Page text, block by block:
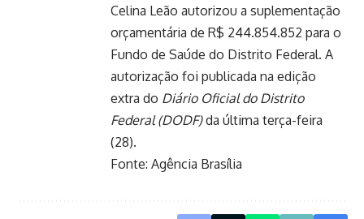
Celina Leão autorizou a suplementação
orçamentária de R$ 244.854.852 para o
Fundo de Saúde do Distrito Federal. A
autorização foi publicada na edição
extra do Diário Oficial do Distrito
Federal (DODF)da última terça-feira
(28).
Fonte: Agência Brasília